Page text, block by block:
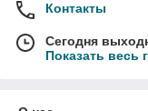
Контакты
Сегодня
Показать весь